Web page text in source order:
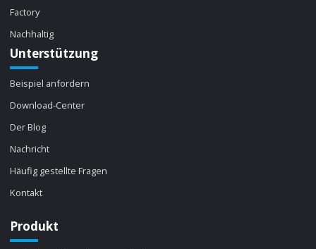
Factory
Nachhaltig
Unterstützung
Beispiel anfordern
Download-Center
Der Blog
Nachricht
Häufig gestellte Fragen
Kontakt
Produkt